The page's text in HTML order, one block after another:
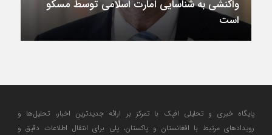
اندیشکده آمریکایی: حمایت پاکستان از ایران
نمادین بود؛ واشنگتن در حال فعال‌سازی نقش
پایگاه خبری و تحلیلی افپک با تمرکز بر ارائه جدیدترین اخبار، تحلیل‌ها و
رویدادهای مرتبط با افغانستان و پاکستان، پلی برای انتقال اطلاعات دقیق و